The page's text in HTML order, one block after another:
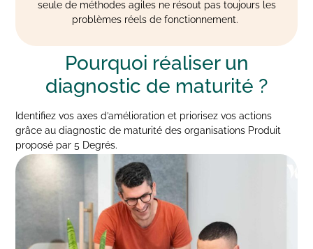
seule de méthodes agiles ne résout pas toujours les
problèmes réels de fonctionnement.
Pourquoi réaliser un
diagnostic de maturité ?
Identifiez vos axes d’amélioration et priorisez vos actions
grâce au diagnostic de maturité des organisations Produit
proposé par 5 Degrés.